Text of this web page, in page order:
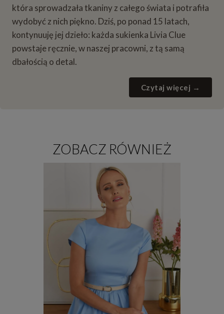
która sprowadzała tkaniny z całego świata i potrafiła
wydobyć z nich piękno. Dziś, po ponad 15 latach,
kontynuuję jej dzieło: każda sukienka Livia Clue
powstaje ręcznie, w naszej pracowni, z tą samą
dbałością o detal.
Czytaj więcej →
ZOBACZ RÓWNIEŻ